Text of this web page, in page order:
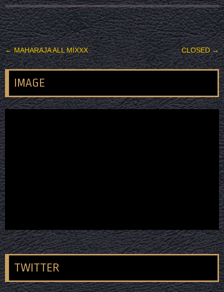
投稿ナビゲーション
←MAHARAJA ALL MIXXX CLOSED→
IMAGE
TWITTER